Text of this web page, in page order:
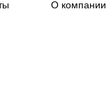
О компании